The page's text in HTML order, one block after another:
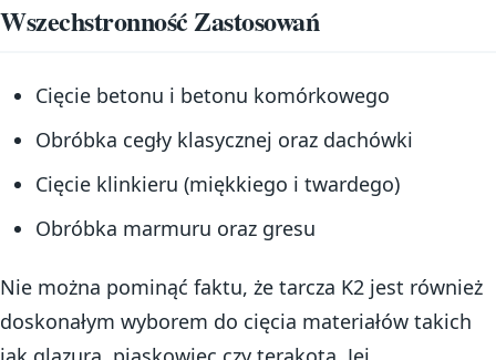
Wszechstronność Zastosowań
Cięcie betonu i betonu komórkowego
Obróbka cegły klasycznej oraz dachówki
Cięcie klinkieru (miękkiego i twardego)
Obróbka marmuru oraz gresu
Nie można pominąć faktu, że tarcza K2 jest również
doskonałym wyborem do cięcia materiałów takich